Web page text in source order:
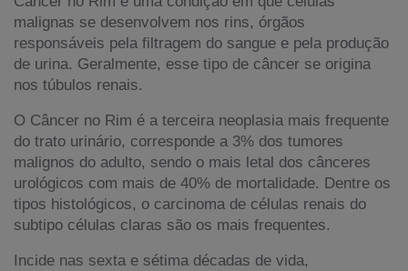
malignas se desenvolvem nos rins, órgãos
responsáveis pela filtragem do sangue e pela produção
de urina. Geralmente, esse tipo de câncer se origina
nos túbulos renais.
O Câncer no Rim é a terceira neoplasia mais frequente
do trato urinário, corresponde a 3% dos tumores
malignos do adulto, sendo o mais letal dos cânceres
urológicos com mais de 40% de mortalidade. Dentre os
tipos histológicos, o carcinoma de células renais do
subtipo células claras são os mais frequentes.
Incide nas sexta e sétima décadas de vida,